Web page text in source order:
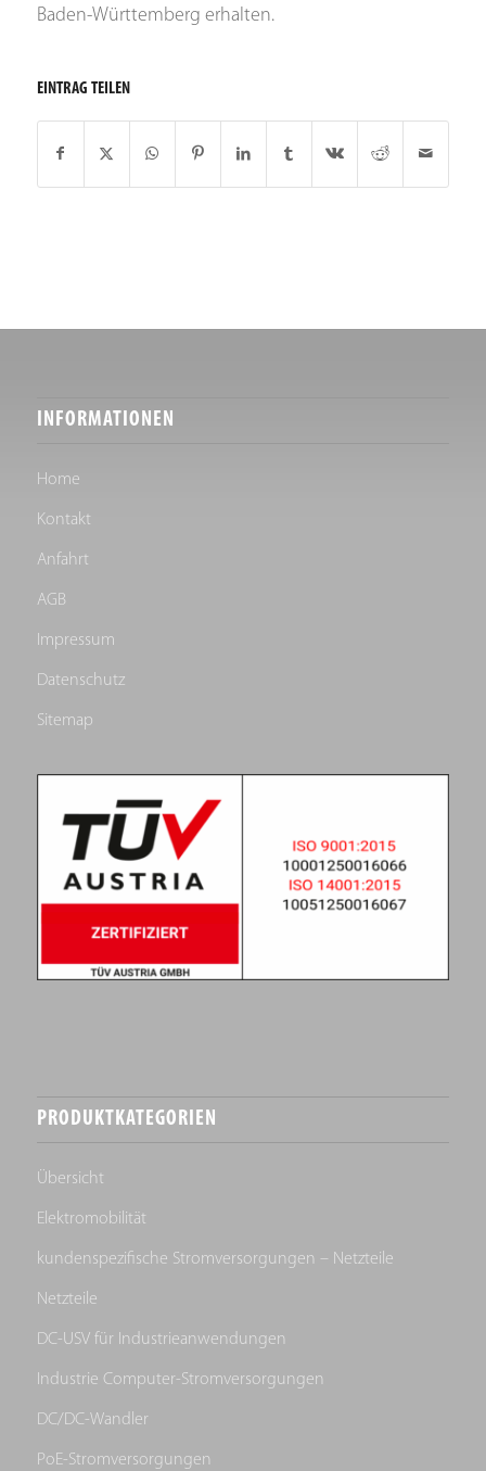
Baden-Württemberg erhalten.
EINTRAG TEILEN
INFORMATIONEN
Home
Kontakt
Anfahrt
AGB
Impressum
Datenschutz
Sitemap
PRODUKTKATEGORIEN
Übersicht
Elektromobilität
kundenspezifische Stromversorgungen – Netzteile
Netzteile
DC-USV für Industrieanwendungen
Industrie Computer-Stromversorgungen
DC/DC-Wandler
PoE-Stromversorgungen